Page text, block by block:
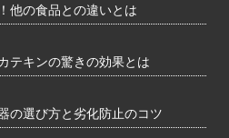
他の食品との違いとは
テキンの驚きの効果とは
の選び方と劣化防止のコツ